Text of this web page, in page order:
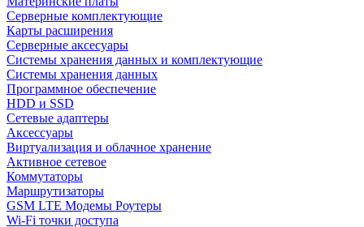
Серверные комплектующие
Карты расширения
Серверные аксесуары
Системы хранения данных и комплектующие
Системы хранения данных
Программное обеспечение
HDD и SSD
Сетевые адаптеры
Аксессуары
Виртуализация и облачное хранение
Активное сетевое
Коммутаторы
Маршрутизаторы
GSM LTE Модемы Роутеры
Wi-Fi точки доступа